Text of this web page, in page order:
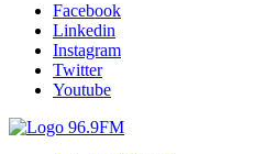
Facebook
Linkedin
Instagram
Twitter
Youtube